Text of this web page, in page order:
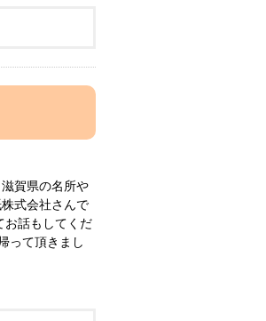
賀県の名所や
式会社さんで
お話もしてくだ
って頂きまし